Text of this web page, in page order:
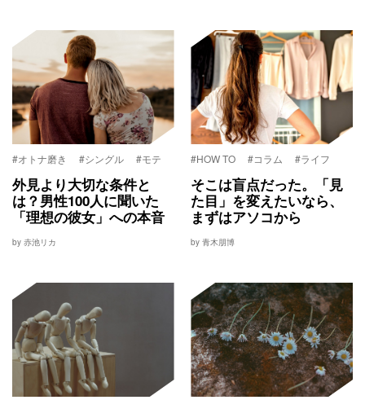
#オトナ磨き #シングル #モテ
外見より大切な条件と
は？男性100人に聞いた
「理想の彼女」への本音
by 赤池リカ
#HOW TO #コラム #ライフ
そこは盲点だった。「見
た目」を変えたいなら、
まずはアソコから
by 青木朋博